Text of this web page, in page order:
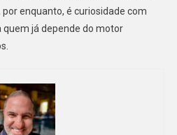
enquanto, é curiosidade com
já depende do motor